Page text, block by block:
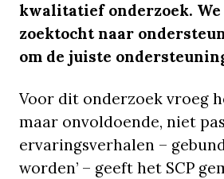
kwalitatief onderzoek.
zoektocht naar
om de juiste
Voor dit onderzoek vroeg
maar onvoldoende, niet
ervaringsverhalen –
worden’ – geeft het SCP